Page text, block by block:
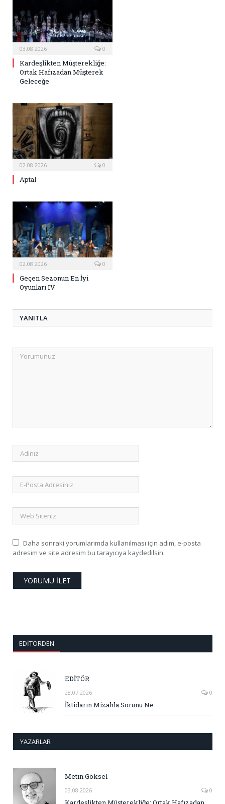
03.08.2026 0
Kardeşlikten Müşterekliğe:
Ortak Hafızadan Müşterek
Geleceğe
02.08.2026 0
Aptal
02.08.2026 0
Geçen Sezonun En İyi
Oyunları IV
YANITLA
Daha sonraki yorumlarımda kullanılması için adım, e-posta
adresim ve site adresim bu tarayıcıya kaydedilsin.
EDITÖRDEN
EDİTÖR
28.07.2026 0
İktidarın Mizahla Sorunu Ne
YAZARLAR
Metin Göksel
03.08.2026 0